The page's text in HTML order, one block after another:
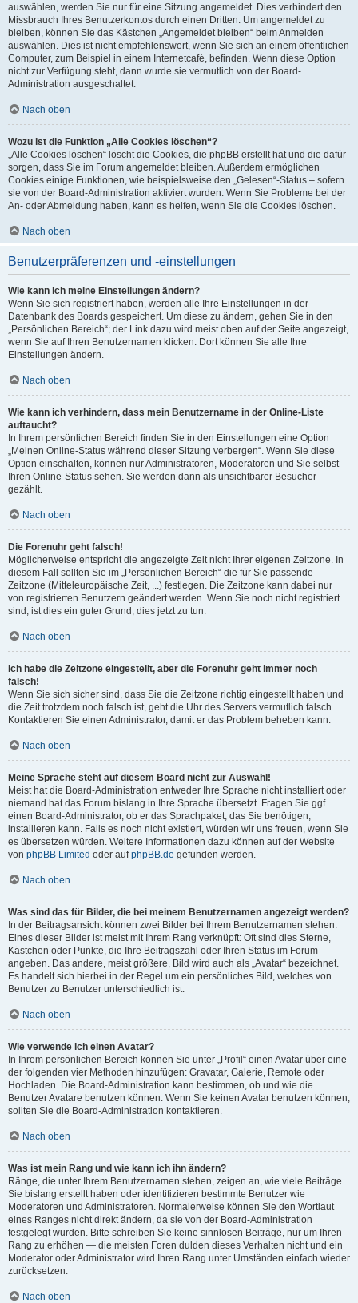
auswählen, werden Sie nur für eine Sitzung angemeldet. Dies verhindert den
Missbrauch Ihres Benutzerkontos durch einen Dritten. Um angemeldet zu
bleiben, können Sie das Kästchen „Angemeldet bleiben“ beim Anmelden
auswählen. Dies ist nicht empfehlenswert, wenn Sie sich an einem öffentlichen
Computer, zum Beispiel in einem Internetcafé, befinden. Wenn diese Option
nicht zur Verfügung steht, dann wurde sie vermutlich von der Board-
Administration ausgeschaltet.
Nach oben
Wozu ist die Funktion „Alle Cookies löschen“?
„Alle Cookies löschen“ löscht die Cookies, die phpBB erstellt hat und die dafür
sorgen, dass Sie im Forum angemeldet bleiben. Außerdem ermöglichen
Cookies einige Funktionen, wie beispielsweise den „Gelesen“-Status – sofern
sie von der Board-Administration aktiviert wurden. Wenn Sie Probleme bei der
An- oder Abmeldung haben, kann es helfen, wenn Sie die Cookies löschen.
Nach oben
Benutzerpräferenzen und -einstellungen
Wie kann ich meine Einstellungen ändern?
Wenn Sie sich registriert haben, werden alle Ihre Einstellungen in der
Datenbank des Boards gespeichert. Um diese zu ändern, gehen Sie in den
„Persönlichen Bereich“; der Link dazu wird meist oben auf der Seite angezeigt,
wenn Sie auf Ihren Benutzernamen klicken. Dort können Sie alle Ihre
Einstellungen ändern.
Nach oben
Wie kann ich verhindern, dass mein Benutzername in der Online-Liste
auftaucht?
In Ihrem persönlichen Bereich finden Sie in den Einstellungen eine Option
„Meinen Online-Status während dieser Sitzung verbergen“. Wenn Sie diese
Option einschalten, können nur Administratoren, Moderatoren und Sie selbst
Ihren Online-Status sehen. Sie werden dann als unsichtbarer Besucher
gezählt.
Nach oben
Die Forenuhr geht falsch!
Möglicherweise entspricht die angezeigte Zeit nicht Ihrer eigenen Zeitzone. In
diesem Fall sollten Sie im „Persönlichen Bereich“ die für Sie passende
Zeitzone (Mitteleuropäische Zeit, ...) festlegen. Die Zeitzone kann dabei nur
von registrierten Benutzern geändert werden. Wenn Sie noch nicht registriert
sind, ist dies ein guter Grund, dies jetzt zu tun.
Nach oben
Ich habe die Zeitzone eingestellt, aber die Forenuhr geht immer noch
falsch!
Wenn Sie sich sicher sind, dass Sie die Zeitzone richtig eingestellt haben und
die Zeit trotzdem noch falsch ist, geht die Uhr des Servers vermutlich falsch.
Kontaktieren Sie einen Administrator, damit er das Problem beheben kann.
Nach oben
Meine Sprache steht auf diesem Board nicht zur Auswahl!
Meist hat die Board-Administration entweder Ihre Sprache nicht installiert oder
niemand hat das Forum bislang in Ihre Sprache übersetzt. Fragen Sie ggf.
einen Board-Administrator, ob er das Sprachpaket, das Sie benötigen,
installieren kann. Falls es noch nicht existiert, würden wir uns freuen, wenn Sie
es übersetzen würden. Weitere Informationen dazu können auf der Website
von phpBB Limited oder aufphpBB.de gefunden werden.
Nach oben
Was sind das für Bilder, die bei meinem Benutzernamen angezeigt werden?
In der Beitragsansicht können zwei Bilder bei Ihrem Benutzernamen stehen.
Eines dieser Bilder ist meist mit Ihrem Rang verknüpft: Oft sind dies Sterne,
Kästchen oder Punkte, die Ihre Beitragszahl oder Ihren Status im Forum
angeben. Das andere, meist größere, Bild wird auch als „Avatar“ bezeichnet.
Es handelt sich hierbei in der Regel um ein persönliches Bild, welches von
Benutzer zu Benutzer unterschiedlich ist.
Nach oben
Wie verwende ich einen Avatar?
In Ihrem persönlichen Bereich können Sie unter „Profil“ einen Avatar über eine
der folgenden vier Methoden hinzufügen: Gravatar, Galerie, Remote oder
Hochladen. Die Board-Administration kann bestimmen, ob und wie die
Benutzer Avatare benutzen können. Wenn Sie keinen Avatar benutzen können,
sollten Sie die Board-Administration kontaktieren.
Nach oben
Was ist mein Rang und wie kann ich ihn ändern?
Ränge, die unter Ihrem Benutzernamen stehen, zeigen an, wie viele Beiträge
Sie bislang erstellt haben oder identifizieren bestimmte Benutzer wie
Moderatoren und Administratoren. Normalerweise können Sie den Wortlaut
eines Ranges nicht direkt ändern, da sie von der Board-Administration
festgelegt wurden. Bitte schreiben Sie keine sinnlosen Beiträge, nur um Ihren
Rang zu erhöhen — die meisten Foren dulden dieses Verhalten nicht und ein
Moderator oder Administrator wird Ihren Rang unter Umständen einfach wieder
zurücksetzen.
Nach oben